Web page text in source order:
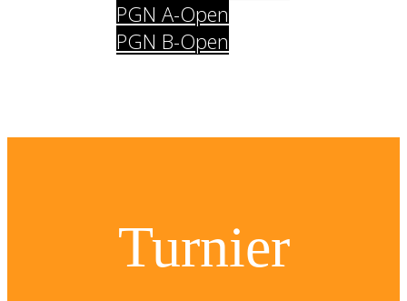
PGN A-Open
PGN B-Open
Turnier